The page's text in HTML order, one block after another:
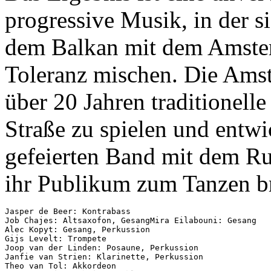
progressive Musik, in der
dem Balkan mit dem
Toleranz mischen. Die
über 20 Jahren
Straße zu spielen und
gefeierten Band mit dem
ihr Publikum zum Tanzen
Jasper de Beer: Kontrabass
Job Chajes: Altsaxofon, GesangMira Eilabouni: Gesang
Alec Kopyt: Gesang, Perkussion
Gijs Levelt: Trompete
Joop van der Linden: Posaune, Perkussion
Janfie van Strien: Klarinette, Perkussion
Theo van Tol: Akkordeon